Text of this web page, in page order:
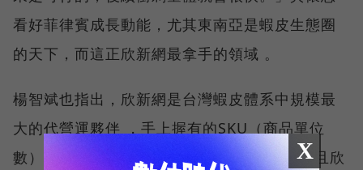
看好菲律賓成長動能，尤其東南亞是蝦皮生態圈
的天下，而這正欣新網最拿手的領域 。
楊智斌也指出，欣新網是台灣蝦皮體系中規模最
大的代營運夥伴 ，手上握有的SKU（商品單位
數）超過3萬，貨量只僅次於大型通路業者。且欣
X